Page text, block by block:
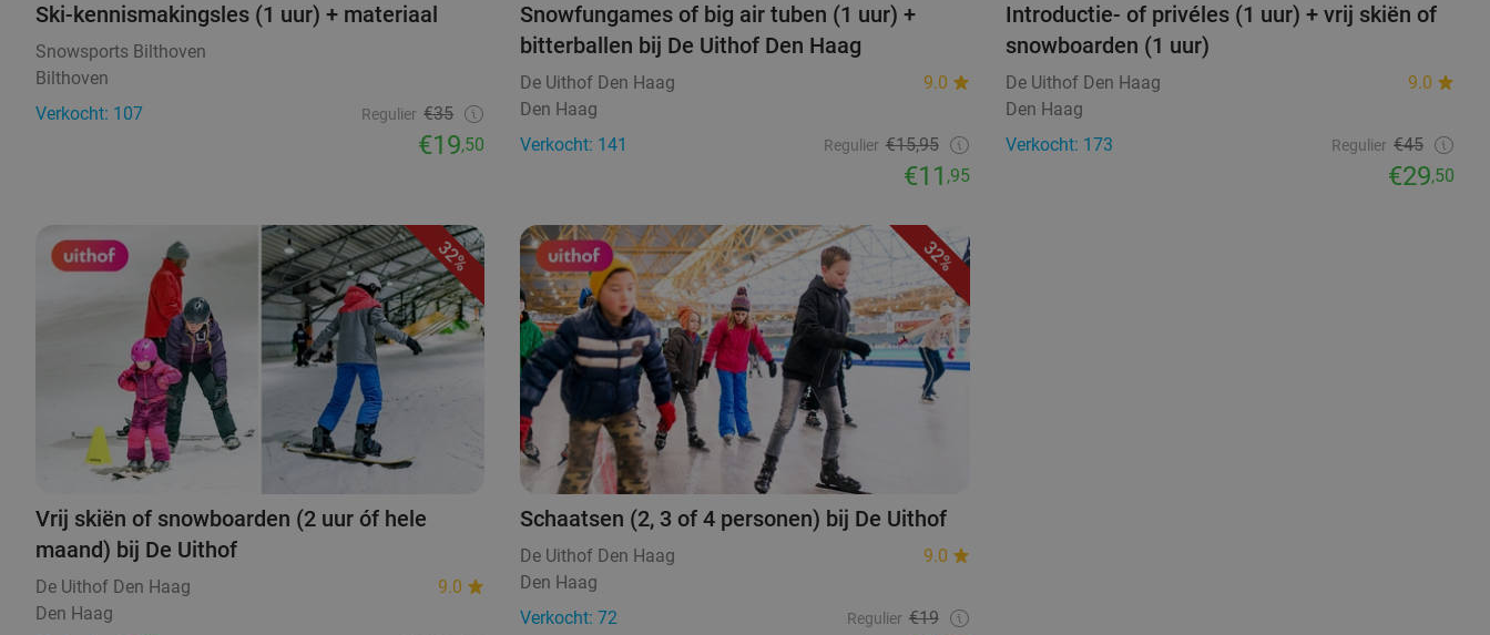
Ski-kennismakingsles (1 uur) + materiaal
Snowsports Bilthoven
Bilthoven
Verkocht: 107
Regulier €35
€19,50
Snowfungames of big air tuben (1 uur) +
bitterballen bij De Uithof Den Haag
De Uithof Den Haag
9.0
Den Haag
Verkocht: 141
Regulier €15,95
€11 ,95
Introductie- of privéles (1 uur) + vrij skiën of
snowboarden (1 uur)
De Uithof Den Haag
9.0
Den Haag
Verkocht: 173
Regulier €45
€29,50
32%
Vrij skiën of snowboarden (2 uur óf hele
maand) bij De Uithof
De Uithof Den Haag
9.0
Den Haag
32%
Schaatsen (2, 3 of 4 personen) bij De Uithof
De Uithof Den Haag
9.0
Den Haag
Verkocht: 72
Regulier €19